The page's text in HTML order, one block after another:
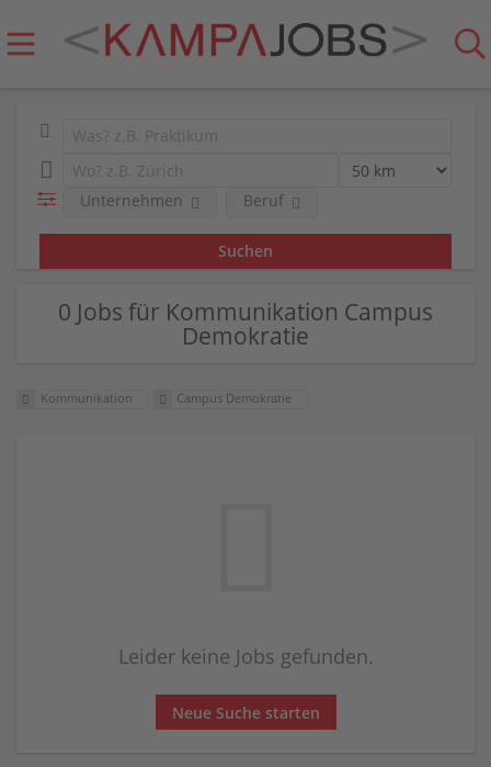
Unternehmen Beruf
0 Jobs für Kommunikation Campus
Demokratie
Kommunikation Campus Demokratie
Leider keine Jobs gefunden.
Neue Suche starten